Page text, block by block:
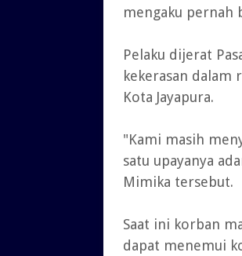
mengaku pernah
Pelaku dijerat
kekerasan dalam
Kota Jayapura.
"Kami masih
satu upayanya
Mimika tersebut.
Saat ini korban
dapat menemui